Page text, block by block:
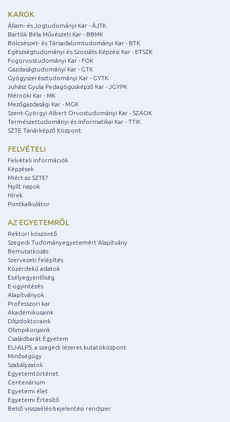
KAROK
Állam- és Jogtudományi Kar - ÁJTK
Bartók Béla Művészeti Kar - BBMK
Bölcsészet- és Társadalomtudományi Kar - BTK
Egészségtudományi és Szociális Képzési Kar - ETSZK
Fogorvostudományi Kar - FOK
Gazdaságtudományi Kar - GTK
Gyógyszerésztudományi Kar - GYTK
Juhász Gyula Pedagógusképző Kar - JGYPK
Mérnöki Kar - MK
Mezőgazdasági Kar - MGK
Szent-Györgyi Albert Orvostudományi Kar - SZAOK
Természettudományi és Informatikai Kar - TTIK
SZTE Tanárképző Központ
FELVÉTELI
Felvételi információk
Képzések
Miért az SZTE?
Nyílt napok
Hírek
Pontkalkulátor
AZ EGYETEMRŐL
Rektori köszöntő
Szegedi Tudományegyetemért Alapítvány
Bemutatkozás
Szervezeti felépítés
Közérdekű adatok
Esélyegyenlőség
E-ügyintézés
Alapítványok
Professzori kar
Akadémikusaink
Díszdoktoraink
Olimpikonjaink
Családbarát Egyetem
ELI-ALPS, a szegedi lézeres kutatóközpont
Minőségügy
Szabályzatok
Egyetemtörténet
Centenárium
Egyetemi élet
Egyetemi Értesítő
Belső visszaélés-bejelentési rendszer